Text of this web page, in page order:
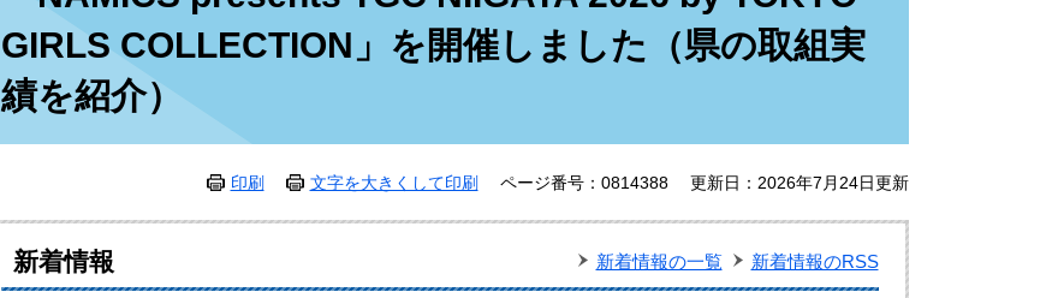
GIRLS COLLECTION」を開催しました（県の取組実
績を紹介）
印刷 文字を大きくして印刷 ページ番号：0814388 更新日：2026年7月24日更新
新着情報 新着情報の一覧 新着情報のRSS